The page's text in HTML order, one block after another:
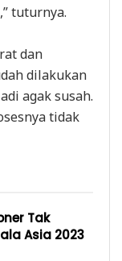
tuturnya.
dan
dilakukan
agak susah.
tidak
Tak
Asia 2023